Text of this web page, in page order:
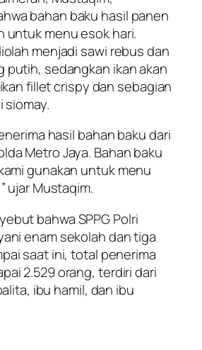
bahan baku hasil panen
untuk menu esok hari.
menjadi sawi rebus dan
putih, sedangkan ikan akan
fillet crispy dan sebagian
siomay.
hasil bahan baku dari
Metro Jaya. Bahan baku
gunakan untuk menu
ujar Mustaqim.
bahwa SPPG Polri
enam sekolah dan tiga
saat ini, total penerima
2.529 orang, terdiri dari
ibu hamil, dan ibu